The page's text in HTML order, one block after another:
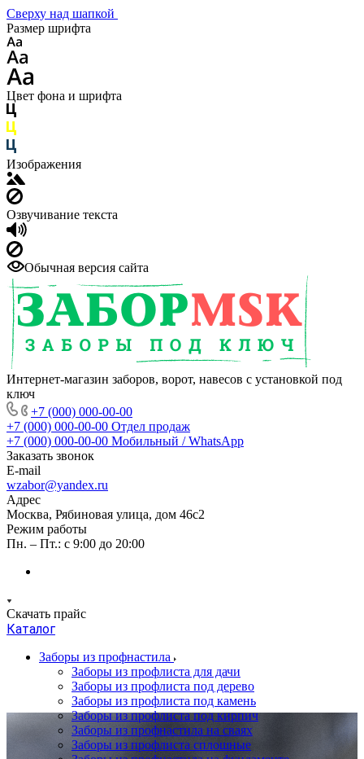
Сверху над шапкой
Размер шрифта
Цвет фона и шрифта
Изображения
Озвучивание текста
Обычная версия сайта
Интернет-магазин заборов, ворот, навесов с установкой под
ключ
+7 (000) 000-00-00
+7 (000) 000-00-00 Отдел продаж
+7 (000) 000-00-00 Мобильный / WhatsApp
Заказать звонок
E-mail
wzabor@yandex.ru
Адрес
Москва, Рябиновая улица, дом 46с2
Режим работы
Пн. – Пт.: с 9:00 до 20:00
Скачать прайс
Каталог
Заборы из профнастила
Заборы из профлиста для дачи
Заборы из профлиста под дерево
Заборы из профлиста под камень
Заборы из профлиста под кирпич
Заборы из профнастила на сваях
Заборы из профлиста сплошные